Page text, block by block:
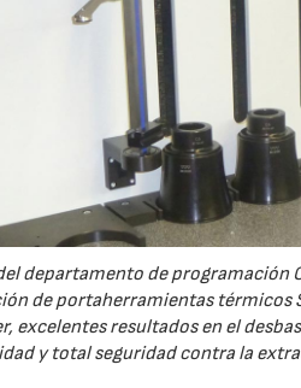
departamento de programación
de portaherramientas térmicos
excelentes resultados en el
y total seguridad contra la